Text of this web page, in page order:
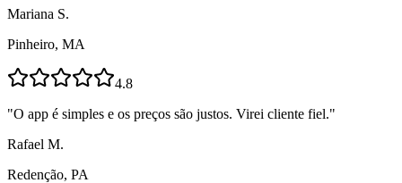
Mariana S.
Pinheiro, MA
4.8
"O app é simples e os preços são justos. Virei cliente fiel."
Rafael M.
Redenção, PA